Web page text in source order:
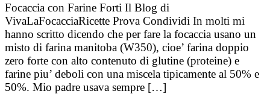
Focaccia con Farine Forti Il Blog di
VivaLaFocacciaRicette Prova Condividi In molti mi
hanno scritto dicendo che per fare la focaccia usano un
misto di farina manitoba (W350), cioe’ farina doppio
zero forte con alto contenuto di glutine (proteine) e
farine piu’ deboli con una miscela tipicamente al 50% e
50%. Mio padre usava sempre […]